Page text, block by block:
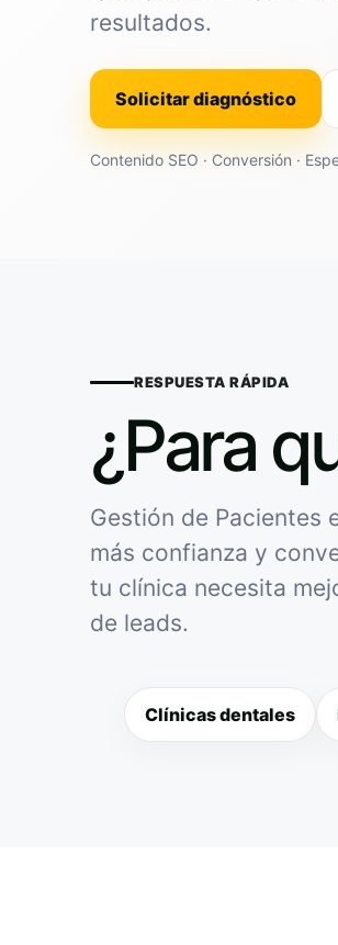
resultados.
Solicitar diagnóstico
Contenido SEO · Conversión ·
RESPUESTA RÁPIDA
¿Para
Gestión de Pacientes
más confianza y
tu clínica necesita
de leads.
Clínicas dentales